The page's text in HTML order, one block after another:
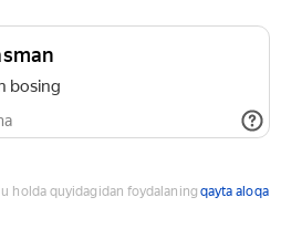
bosing
holda quyidagidan foydalaning qayta aloqa